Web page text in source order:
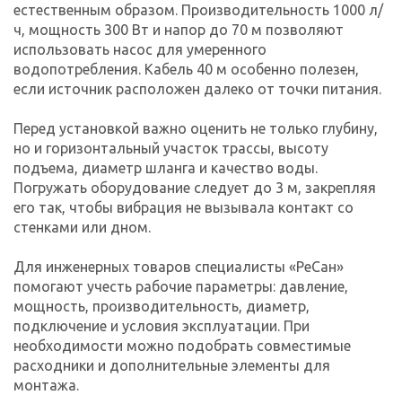
естественным образом. Производительность 1000 л/
ч, мощность 300 Вт и напор до 70 м позволяют
использовать насос для умеренного
водопотребления. Кабель 40 м особенно полезен,
если источник расположен далеко от точки питания.
Перед установкой важно оценить не только глубину,
но и горизонтальный участок трассы, высоту
подъема, диаметр шланга и качество воды.
Погружать оборудование следует до 3 м, закрепляя
его так, чтобы вибрация не вызывала контакт со
стенками или дном.
Для инженерных товаров специалисты «РеСан»
помогают учесть рабочие параметры: давление,
мощность, производительность, диаметр,
подключение и условия эксплуатации. При
необходимости можно подобрать совместимые
расходники и дополнительные элементы для
монтажа.